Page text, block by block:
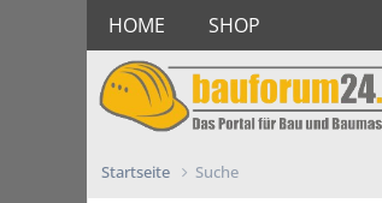
HOME SHOP
Startseite Suche